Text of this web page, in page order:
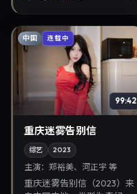
中国 连载中
99:42
重庆迷雾告别信
综艺 2023
主演： 郑裕美、河正宇 等
重庆迷雾告别信（2023）来